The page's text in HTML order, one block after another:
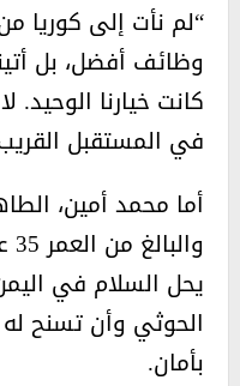
“لم نأت إلى كوريا
وظائف أفضل، بل
كانت خيارنا الوحيد.
في المستقبل
أما محمد أمين،
يحل السلام في
الحوثي وأن تسنح
بأمان.